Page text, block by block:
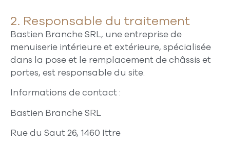
2. Responsable du traitement
Bastien Branche SRL, une entreprise de
menuiserie intérieure et extérieure, spécialisée
dans la pose et le remplacement de châssis et
portes, est responsable du site.
Informations de contact :
Bastien Branche SRL
Rue du Saut 26, 1460 Ittre